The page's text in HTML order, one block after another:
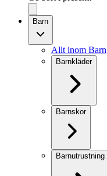
Barn
Allt inom Barn
Barnkläder
Barnskor
Barnutrustning